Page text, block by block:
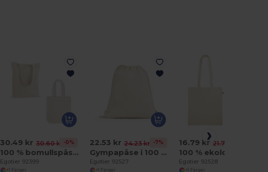
30.49 kr 30.60 kr -0%
100 % bomullspåse (220 g/m²)
Egotier 92399
+1 Färger
22.53 kr 24.23 kr -7%
Gympapåse i 100 % ekologisk bomull (140 g/m²)
Egotier 92527
+1 Färger
16.79 kr 21.78 kr
Egotier 92528
+1 Färger